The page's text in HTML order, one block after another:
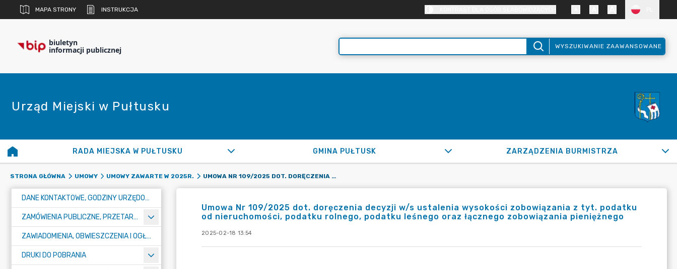
MAPA STRONY INSTRUKCJA
biuletyn
informacji publicznej WYSZUKIWANIE ZAAWANSOWANE
Urząd Miejski w Pułtusku
RADA MIEJSKA W PUŁTUSKU GMINA PUŁTUSK ZARZĄDZENIA BURMISTRZA
STRONA GŁÓWNA UMOWY UMOWY ZAWARTE W 2025R. UMOWA NR 109/2025 DOT. DORĘCZENIA DECYZJI W/S USTALENIA WYSOKOŚCI ZOBOWIĄZANIA Z TYT. PODATKU OD NIERUCHOMOŚCI, PODATKU ROLNEGO, PODATKU LEŚNEGO ORAZ ŁĄCZNEGO ZOBOWIĄZANIA PIENIĘŻNEGO
DANE KONTAKTOWE, GODZINY URZĘDOWANIA I NUMER KONTA BANKOWEGO
ZAMÓWIENIA PUBLICZNE, PRZETARGI, KONKURSY
ZAWIADOMIENIA, OBWIESZCZENIA I OGŁOSZENIA
DRUKI DO POBRANIA
Umowa Nr 109/2025 dot. doręczenia decyzji w/s ustalenia wysokości zobowiązania z tyt. podatku
od nieruchomości, podatku rolnego, podatku leśnego oraz łącznego zobowiązania pieniężnego
2025-02-18 13:54